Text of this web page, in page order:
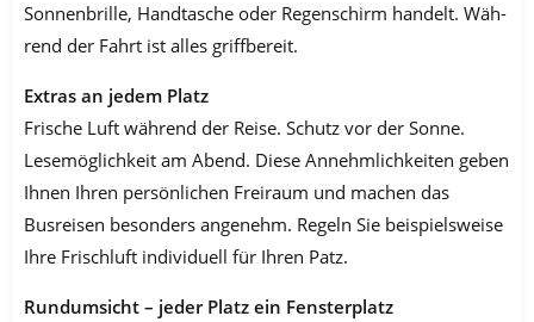
Sonnenbrille, Handtasche oder Regenschirm handelt. Wäh­
rend der Fahrt ist alles griffbereit.
Extras an jedem Platz
Frische Luft während der Reise. Schutz vor der Sonne.
Lesemöglichkeit am Abend. Diese Annehmlichkeiten geben
Ihnen Ihren persönlichen Freiraum und machen das
Busreisen besonders angenehm. Regeln Sie beispielsweise
Ihre Frischluft individuell für Ihren Patz.
Rundumsicht – jeder Platz ein Fensterplatz